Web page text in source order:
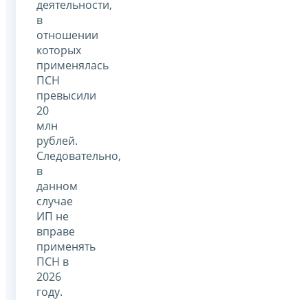
деятельности,
в
отношении
которых
применялась
ПСН
превысили
20
млн
рублей.
Следовательно,
в
данном
случае
ИП не
вправе
применять
ПСН в
2026
году.